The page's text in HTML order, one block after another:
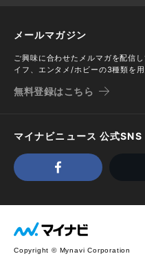
メールマガジン
ご興味に合わせたメルマガを配信
イフ、エンタメ/ホビーの3種類を用
無料登録はこちら
マイナビニュース 公式SNS
Copyright © Mynavi Corporation